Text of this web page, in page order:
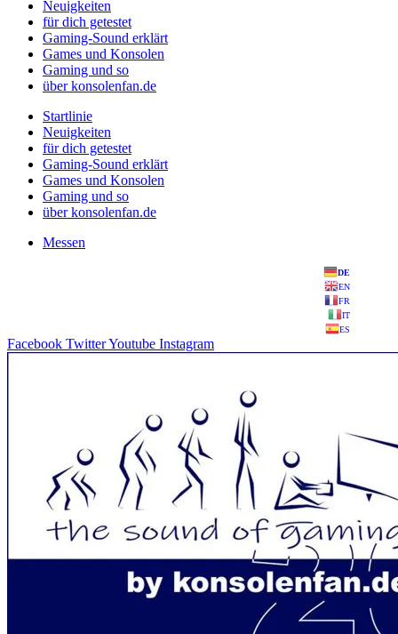
Neuigkeiten
für dich getestet
Gaming-Sound erklärt
Games und Konsolen
Gaming und so
über konsolenfan.de
Startlinie
Neuigkeiten
für dich getestet
Gaming-Sound erklärt
Games und Konsolen
Gaming und so
über konsolenfan.de
Messen
DE
EN
FR
IT
ES
Facebook TwitterYoutube Instagram